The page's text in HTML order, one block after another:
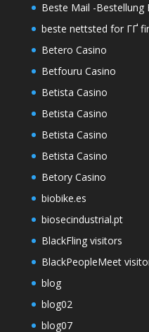
Beste Mail -Bestellung
beste nettsted for ГҐ
Betero Casino
Betfouru Casino
Betista Casino
Betista Casino
Betista Casino
Betista Casino
Betory Casino
biobike.es
biosecindustrial.pt
BlackFling visitors
BlackPeopleMeet
blog
blog02
blog07